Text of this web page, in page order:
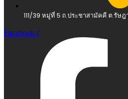
111/39 หมู่ที่ 5 ถ.ประชาสามัคคี ต.รัษฎ
Facebook-f